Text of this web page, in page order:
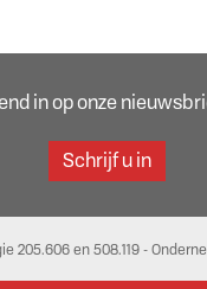
in op onze
Schrijf u in
205.606 en 508.119 -